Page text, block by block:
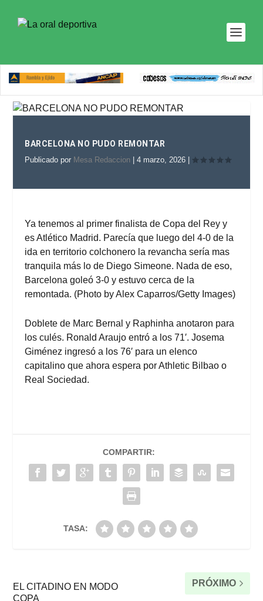
BARCELONA NO PUDO REMONTAR
Publicado por Mesa Redaccion |4 marzo, 2026
Ya tenemos al primer finalista de Copa del Rey y
es Atlético Madrid. Parecía que luego del 4-0 de la
ida en territorio colchonero la revancha sería mas
tranquila más lo de Diego Simeone. Nada de eso,
Barcelona goleó 3-0 y estuvo cerca de la
remontada. (Photo by Alex Caparros/Getty Images)
Doblete de Marc Bernal y Raphinha anotaron para
los culés. Ronald Araujo entró a los 71′. Josema
Giménez ingresó a los 76′ para un elenco
capitalino que ahora espera por Athletic Bilbao o
Real Sociedad.
COMPARTIR:
TASA:
EL CITADINO EN MODO
COPA
PRÓXIMO